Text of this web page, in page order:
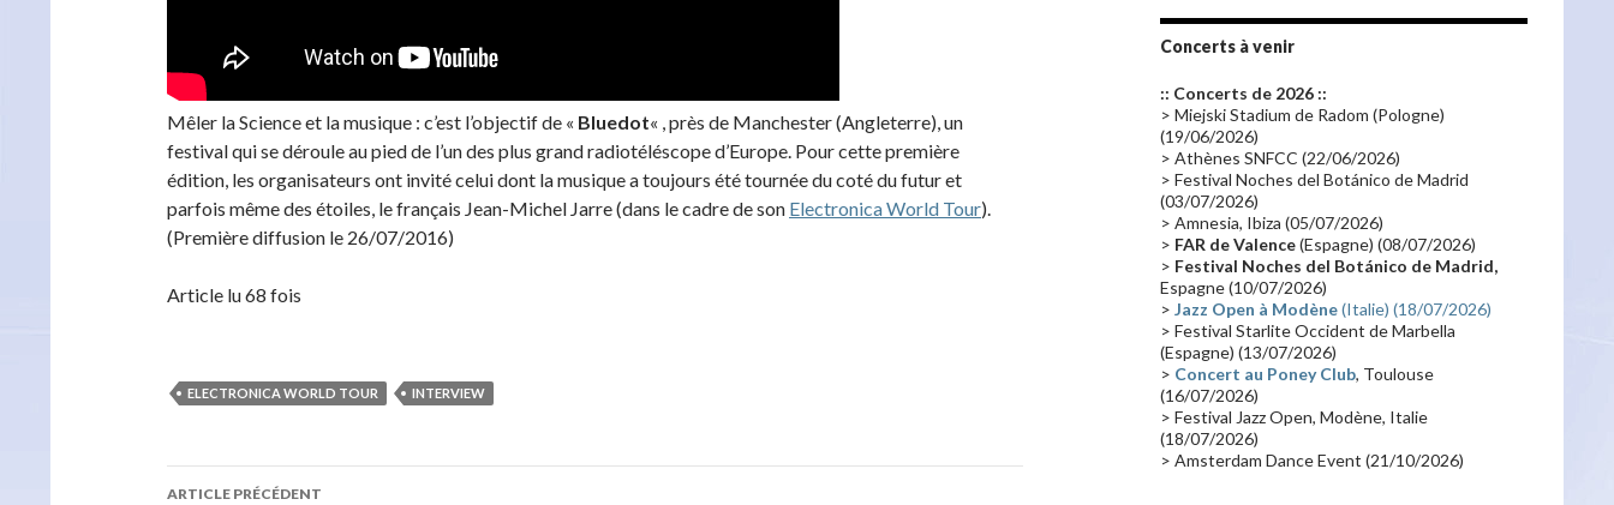
Mêler la Science et la musique : c’est l’objectif de « Bluedot« , près de Manchester (Angleterre), un
festival qui se déroule au pied de l’un des plus grand radiotéléscope d’Europe. Pour cette première
édition, les organisateurs ont invité celui dont la musique a toujours été tournée du coté du futur et
parfois même des étoiles, le français Jean-Michel Jarre (dans le cadre de son Electronica World Tour).
(Première diffusion le 26/07/2016)
Article lu 68 fois
ELECTRONICA WORLD TOUR INTERVIEW
Navigation
ARTICLE PRÉCÉDENT
Promo 2019
Emissions 2010 Disques rares
Synthé 70's(20)
Claviériste(19) Groupe de Recherche Musicale
France 2 (18)
Critique(17) Coffret(17) Chronologie(16)
Passages radio(16)
Synthé 80's(16) Les concerts en Chine (16)
Cinéma(16) Houston
Synthé Roland Belgique
Récompense(14) Collaborations 70's(14)
Astronomie(14) France Inter(14)
Concerts à venir
:: Concerts de 2026 ::
> Miejski Stadium de Radom (Pologne)
(19/06/2026)
> Athènes SNFCC (22/06/2026)
> Festival Noches del Botánico de Madrid
(03/07/2026)
> Amnesia, Ibiza (05/07/2026)
> FAR de Valence(Espagne) (08/07/2026)
> Festival Noches del Botánico de Madrid,
Espagne (10/07/2026)
> Jazz Open à Modène(Italie) (18/07/2026)
> Festival Starlite Occident de Marbella
(Espagne) (13/07/2026)
> Concert au Poney Club, Toulouse
(16/07/2026)
> Festival Jazz Open, Modène, Italie
(18/07/2026)
> Amsterdam Dance Event (21/10/2026)